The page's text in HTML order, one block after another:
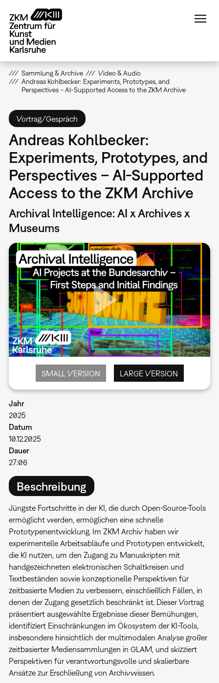
zum
Inhalt
Sammlung & Archive
Video & Audio
Andreas Kohlbecker: Experiments, Prototypes, and
Perspectives – AI-Supported Access to the ZKM Archive
Vortrag/Gespräch
Andreas Kohlbecker:
Experiments, Prototypes, and
Perspectives – AI-Supported
Access to the ZKM Archive
Archival Intelligence: AI x Archives x
Museums
SMALL VERSION LARGE VERSION
Jahr
2025
Datum
10.12.2025
Dauer
27:06
Beschreibung
Jüngste Fortschritte in der KI, die durch Open-Source-Tools
ermöglicht werden, ermöglichen eine schnelle
Prototypenentwicklung. Im ZKM Archiv haben wir
experimentelle Arbeitsabläufe und Prototypen entwickelt,
die KI nutzen, um den Zugang zu Manuskripten mit
handgezeichneten elektronischen Schaltkreisen und
Textbeständen sowie konzeptionelle Perspektiven für
zeitbasierte Medien zu verbessern, einschließlich Fällen, in
denen der Zugang gesetzlich beschränkt ist. Dieser Vortrag
präsentiert ausgewählte Ergebnisse dieser Bemühungen,
identifiziert Einschränkungen im Ökosystem der KI-Tools,
insbesondere hinsichtlich der multimodalen Analyse großer
zeitbasierter Mediensammlungen in GLAM, und skizziert
Perspektiven für verantwortungsvolle und skalierbare
Ansätze zur Erschließung von Archivwissen.